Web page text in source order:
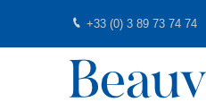
+33 (0) 3 89 73 74 74
Beauvillé Creator by